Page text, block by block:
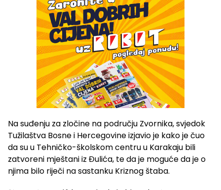
Na suđenju za zločine na području Zvornika, svjedok
Tužilaštva Bosne i Hercegovine izjavio je kako je čuo
da su u Tehničko-školskom centru u Karakaju bili
zatvoreni mještani iz Đulića, te da je moguće da je o
njima bilo riječi na sastanku Kriznog štaba.